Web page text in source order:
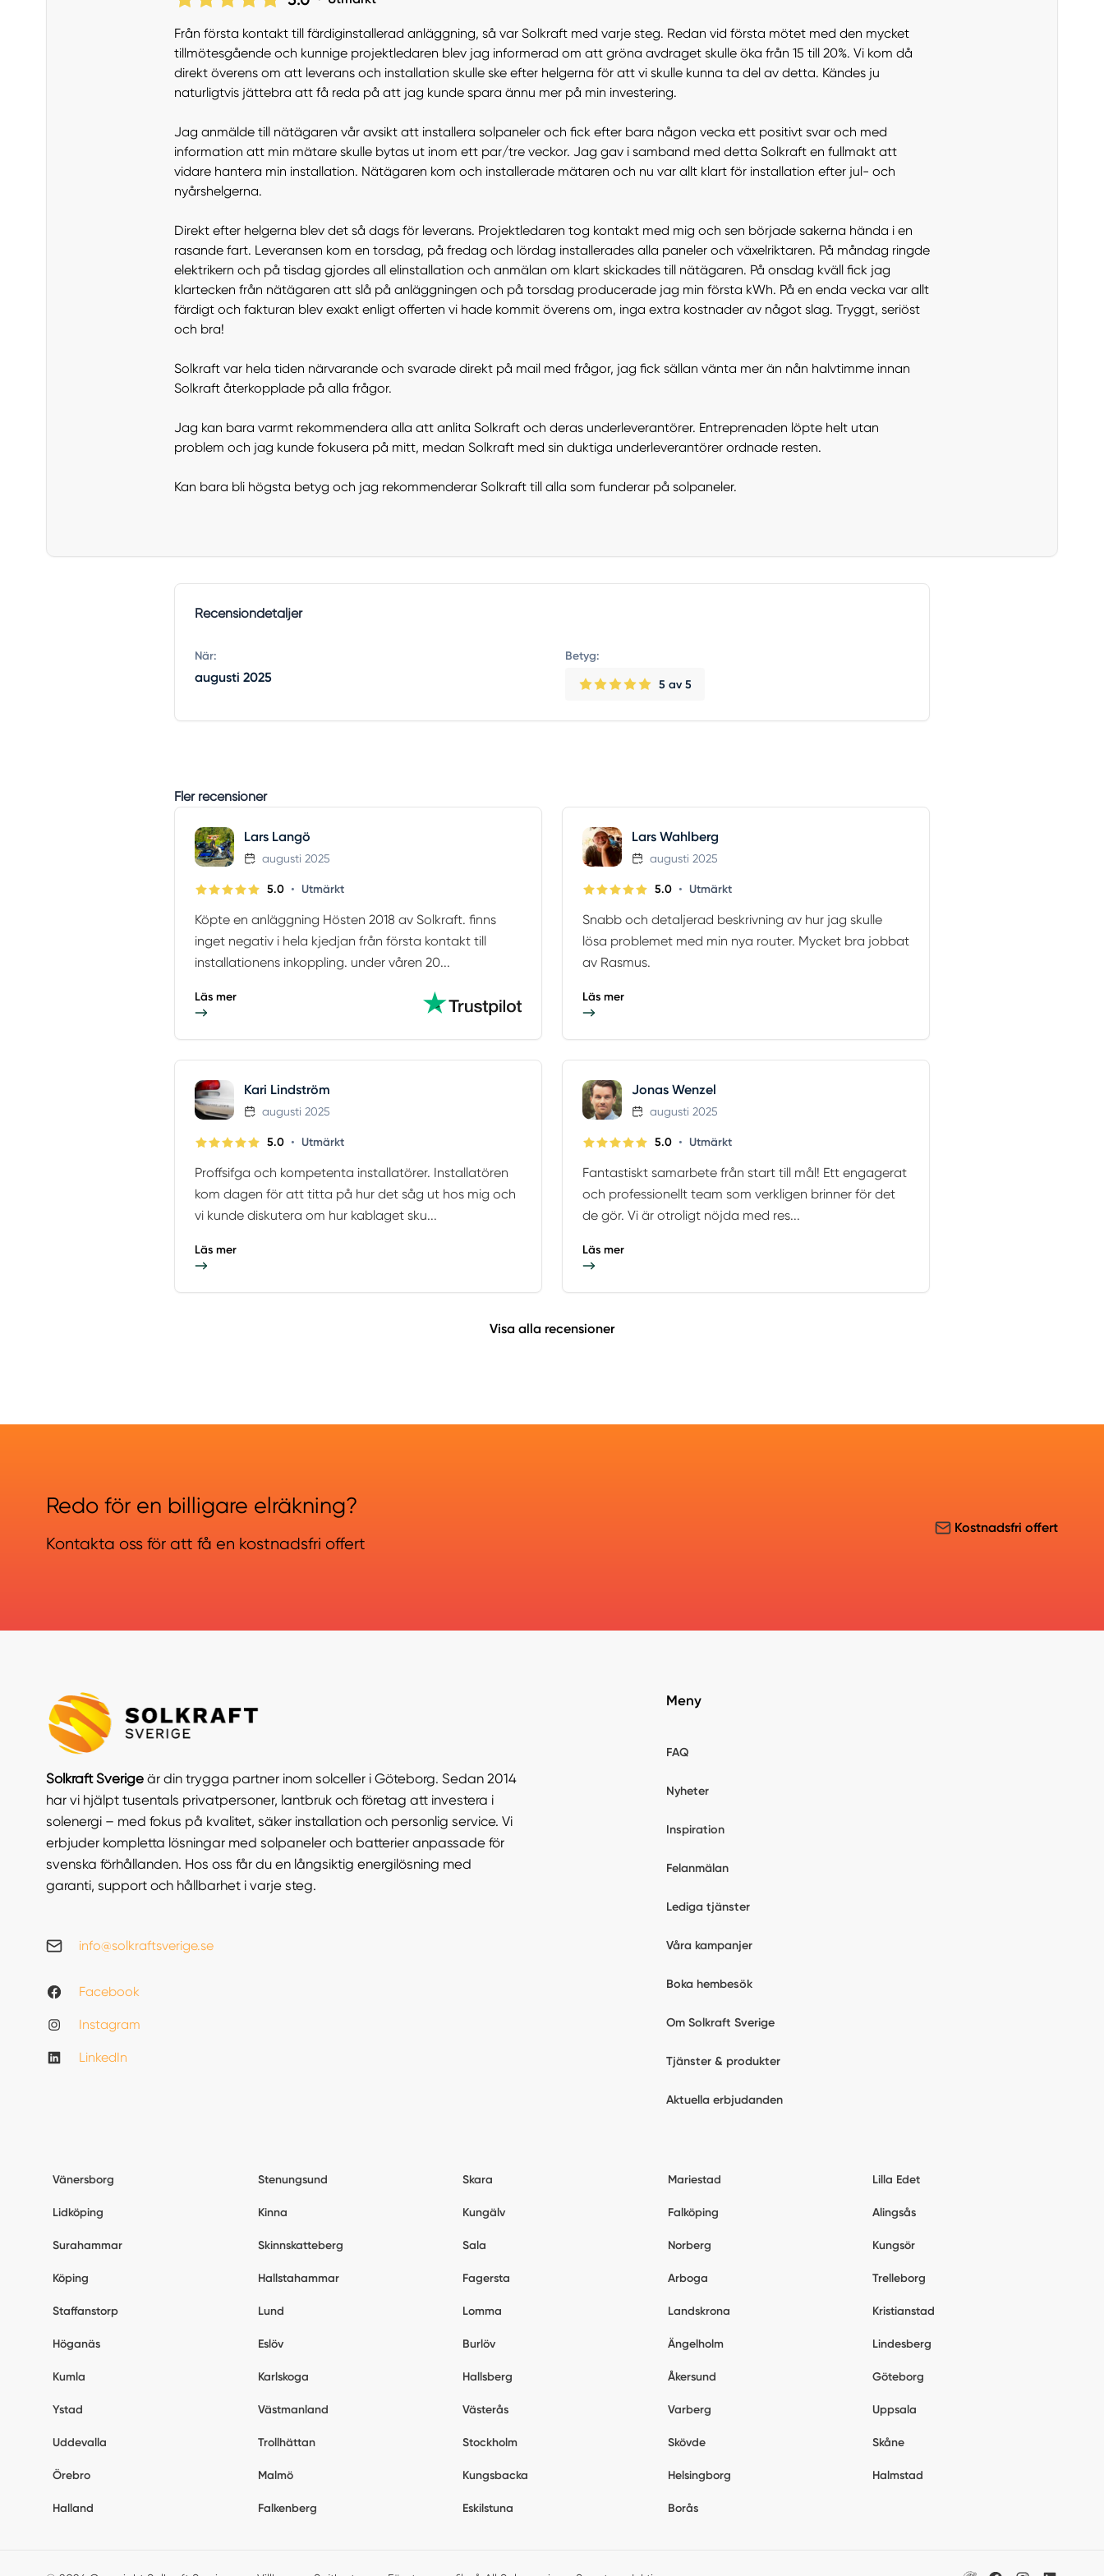
Från första kontakt till färdiginstallerad anläggning, så var Solkraft med varje steg. Redan vid första mötet med den mycket
tillmötesgående och kunnige projektledaren blev jag informerad om att gröna avdraget skulle öka från 15 till 20%. Vi kom då
direkt överens om att leverans och installation skulle ske efter helgerna för att vi skulle kunna ta del av detta. Kändes ju
naturligtvis jättebra att få reda på att jag kunde spara ännu mer på min investering.
Jag anmälde till nätägaren vår avsikt att installera solpaneler och fick efter bara någon vecka ett positivt svar och med
information att min mätare skulle bytas ut inom ett par/tre veckor. Jag gav i samband med detta Solkraft en fullmakt att
vidare hantera min installation. Nätägaren kom och installerade mätaren och nu var allt klart för installation efter jul- och
nyårshelgerna.
Direkt efter helgerna blev det så dags för leverans. Projektledaren tog kontakt med mig och sen började sakerna hända i en
rasande fart. Leveransen kom en torsdag, på fredag och lördag installerades alla paneler och växelriktaren. På måndag ringde
elektrikern och på tisdag gjordes all elinstallation och anmälan om klart skickades till nätägaren. På onsdag kväll fick jag
klartecken från nätägaren att slå på anläggningen och på torsdag producerade jag min första kWh. På en enda vecka var allt
färdigt och fakturan blev exakt enligt offerten vi hade kommit överens om, inga extra kostnader av något slag. Tryggt, seriöst
och bra!
Solkraft var hela tiden närvarande och svarade direkt på mail med frågor, jag fick sällan vänta mer än nån halvtimme innan
Solkraft återkopplade på alla frågor.
Jag kan bara varmt rekommendera alla att anlita Solkraft och deras underleverantörer. Entreprenaden löpte helt utan
problem och jag kunde fokusera på mitt, medan Solkraft med sin duktiga underleverantörer ordnade resten.
Kan bara bli högsta betyg och jag rekommenderar Solkraft till alla som funderar på solpaneler.
Recensiondetaljer
När:
augusti 2025
Betyg:
5 av 5
Fler recensioner
Lars Langö
augusti 2025
5.0 • Utmärkt
Köpte en anläggning Hösten 2018 av Solkraft. finns
inget negativ i hela kjedjan från första kontakt till
installationens inkoppling. under våren 20...
Läs mer
Lars Wahlberg
augusti 2025
5.0 • Utmärkt
Snabb och detaljerad beskrivning av hur jag skulle
lösa problemet med min nya router. Mycket bra jobbat
av Rasmus.
Läs mer
Kari Lindström
augusti 2025
5.0 • Utmärkt
Proffsifga och kompetenta installatörer. Installatören
kom dagen för att titta på hur det såg ut hos mig och
vi kunde diskutera om hur kablaget sku...
Läs mer
Jonas Wenzel
augusti 2025
5.0 • Utmärkt
Fantastiskt samarbete från start till mål! Ett engagerat
och professionellt team som verkligen brinner för det
de gör. Vi är otroligt nöjda med res...
Läs mer
Visa alla recensioner
Redo för en billigare elräkning?
Kontakta oss för att få en kostnadsfri offert
Kostnadsfri offert
Solkraft Sverige är din trygga partner inom solceller i Göteborg. Sedan 2014
har vi hjälpt tusentals privatpersoner, lantbruk och företag att investera i
solenergi – med fokus på kvalitet, säker installation och personlig service. Vi
erbjuder kompletta lösningar med solpaneler och batterier anpassade för
svenska förhållanden. Hos oss får du en långsiktig energilösning med
garanti, support och hållbarhet i varje steg.
info@solkraftsverige.se
Facebook
Instagram
LinkedIn
Meny
FAQ
Nyheter
Inspiration
Felanmälan
Lediga tjänster
Våra kampanjer
Boka hembesök
Om Solkraft Sverige
Tjänster & produkter
Aktuella erbjudanden
Vänersborg Stenungsund Skara Mariestad Lilla Edet
Lidköping Kinna Kungälv Falköping Alingsås
Surahammar Skinnskatteberg Sala Norberg Kungsör
Köping Hallstahammar Fagersta Arboga Trelleborg
Staffanstorp Lund Lomma Landskrona Kristianstad
Höganäs Eslöv Burlöv Ängelholm Lindesberg
Kumla Karlskoga Hallsberg Åkersund Göteborg
Ystad Västmanland Västerås Varberg Uppsala
Uddevalla Trollhättan Stockholm Skövde Skåne
Örebro Malmö Kungsbacka Helsingborg Halmstad
Halland Falkenberg Eskilstuna Borås